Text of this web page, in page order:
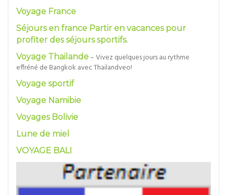
Voyage France
Séjours en france Partir en vacances pour
profiter des séjours sportifs.
Voyage Thailande– Vivez quelques jours au rythme
effréné de Bangkok avec Thailandveo!
Voyage sportif
Voyage Namibie
Voyages Bolivie
Lune de miel
VOYAGE BALI